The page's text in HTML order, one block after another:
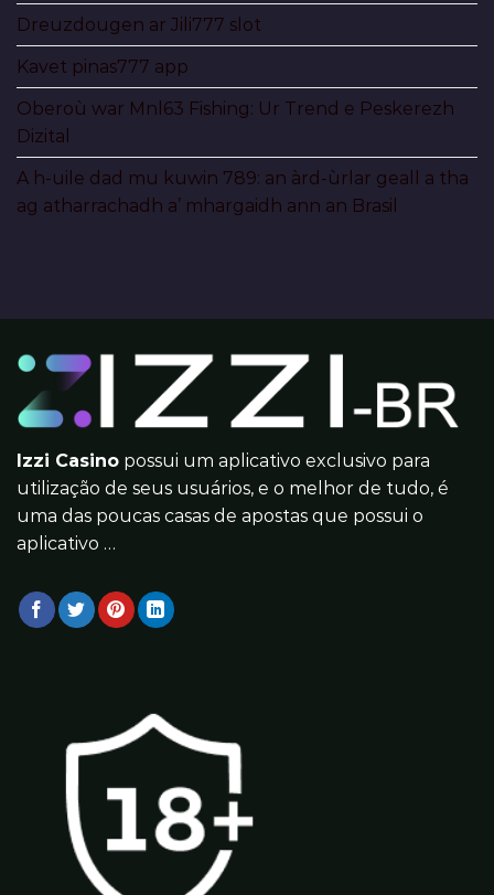
Dreuzdougen ar Jili777 slot
Kavet pinas777 app
Oberoù war Mnl63 Fishing: Ur Trend e Peskerezh
Dizital
A h-uile dad mu kuwin 789: an àrd-ùrlar geall a tha
ag atharrachadh a’ mhargaidh ann an Brasil
Izzi Casino possui um aplicativo exclusivo para
utilização de seus usuários, e o melhor de tudo, é
uma das poucas casas de apostas que possui o
aplicativo …